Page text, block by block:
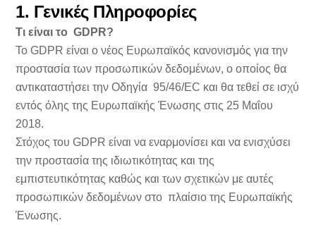
1. Γενικές Πληροφορίες
Τι είναι το GDPR?
Το GDPR είναι ο νέος Ευρωπαϊκός κανονισμός για την
προστασία των προσωπικών δεδομένων, ο οποίος θα
αντικαταστήσει την Οδηγία 95/46/EC και θα τεθεί σε ισχύ
εντός όλης της Ευρωπαϊκής Ένωσης στις 25 Μαΐου
2018.
Στόχος του GDPR είναι να εναρμονίσει και να ενισχύσει
την προστασία της ιδιωτικότητας και της
εμπιστευτικότητας καθώς και των σχετικών με αυτές
προσωπικών δεδομένων στο πλαίσιο της Ευρωπαϊκής
Ένωσης.